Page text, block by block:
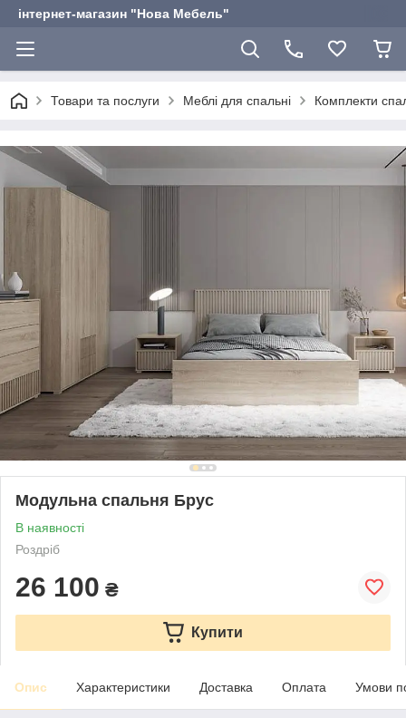
інтернет-магазин "Нова Мебель"
Товари та послуги Меблі для спальні Комплекти
Модульна спальня Брус
В наявності
Роздріб
26 100 ₴
Купити
Опис Характеристики Доставка Оплата Умови